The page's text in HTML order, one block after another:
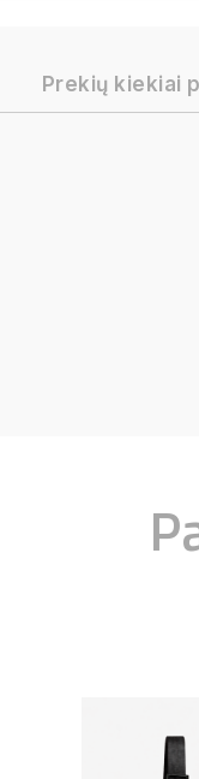
Prekių kiekiai